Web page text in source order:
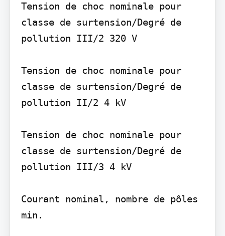
Tension de choc nominale pour
classe de surtension/Degré de
pollution III/2 320 V
Tension de choc nominale pour
classe de surtension/Degré de
pollution II/2 4 kV
Tension de choc nominale pour
classe de surtension/Degré de
pollution III/3 4 kV
Courant nominal, nombre de pôles
min.